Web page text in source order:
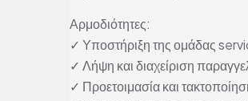
Αρμοδιότητες:
✓ Υποστήριξη της ομάδας
✓ Λήψη και διαχείριση
✓ Προετοιμασία και